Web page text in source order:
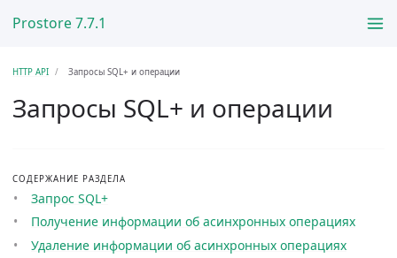
Prostore 7.7.1
HTTP API Запросы SQL+ и операции
Запросы SQL+ и операции
СОДЕРЖАНИЕ РАЗДЕЛА
Запрос SQL+
Получение информации об асинхронных операциях
Удаление информации об асинхронных операциях